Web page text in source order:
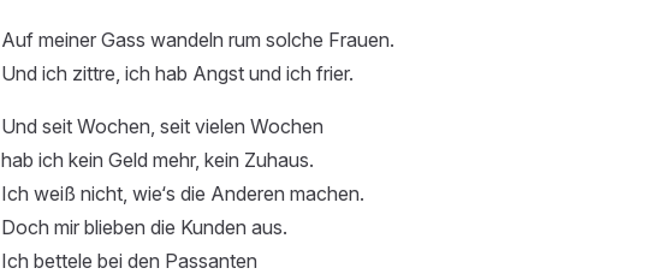
Auf meiner Gass wandeln rum solche Frauen.
Und ich zittre, ich hab Angst und ich frier.
Und seit Wochen, seit vielen Wochen
hab ich kein Geld mehr, kein Zuhaus.
Ich weiß nicht, wie‘s die Anderen machen.
Doch mir blieben die Kunden aus.
Ich bettele bei den Passanten